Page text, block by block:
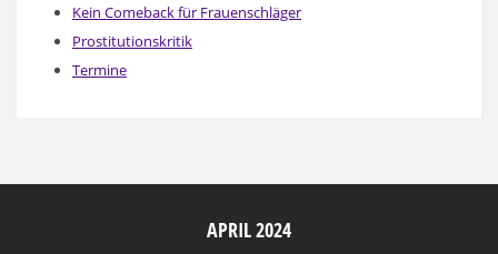
Kein Comeback für Frauenschläger
Prostitutionskritik
Termine
APRIL 2024